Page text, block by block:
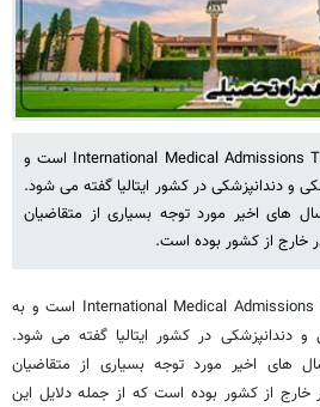
آزمون IMAT مخفف جمله International Medical Admissions Test است و
و دندانپزشکی در کشور ایتالیا گفته می شود.
های اخیر مورد توجه بسیاری از متقاضیان
خارج از کشور بوده است.
آزمون IMAT مخفف جمله International Medical Admissions Test است و به
دندانپزشکی در کشور ایتالیا گفته می شود.
های اخیر مورد توجه بسیاری از متقاضیان
از کشور بوده است که از جمله دلایل این